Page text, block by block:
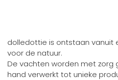
dolledottie is ontstaan vanuit
voor de natuur.
De vachten worden met
hand verwerkt tot unieke